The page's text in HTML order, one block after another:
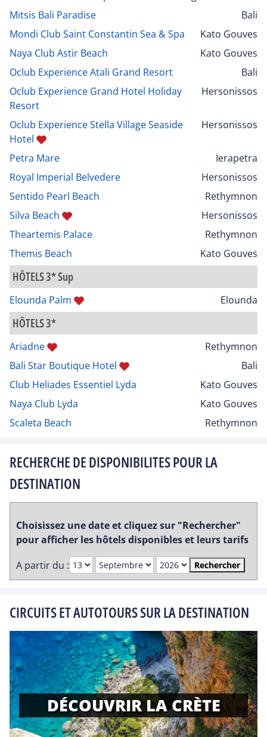
Mitsis Bali Paradise
Bali
Mondi Club Saint Constantin Sea & Spa
Kato Gouves
Naya Club Astir Beach
Kato Gouves
Oclub Experience Atali Grand Resort
Bali
Oclub Experience Grand Hotel Holiday
Resort
Hersonissos
Oclub Experience Stella Village Seaside
Hotel
Hersonissos
Petra Mare
Ierapetra
Royal Imperial Belvedere
Hersonissos
Sentido Pearl Beach
Rethymnon
Silva Beach
Hersonissos
Theartemis Palace
Rethymnon
Themis Beach
Kato Gouves
HÔTELS 3* Sup
Elounda Palm Elounda
HÔTELS 3*
Ariadne
Rethymnon
Bali Star Boutique Hotel
Bali
Club Heliades Essentiel Lyda
Kato Gouves
Naya Club Lyda
Kato Gouves
Scaleta Beach
Rethymnon
RECHERCHE DE DISPONIBILITES POUR LA
DESTINATION
Choisissez une date et cliquez sur "Rechercher"
pour afficher les hôtels disponibles et leurs tarifs
A partir du :
Rechercher
CIRCUITS ET AUTOTOURS SUR LA DESTINATION
DÉCOUVRIR LA CRÈTE